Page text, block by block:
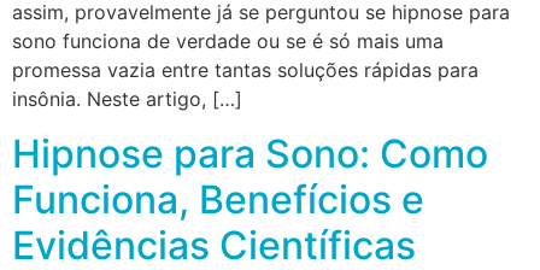
assim, provavelmente já se perguntou se hipnose para
sono funciona de verdade ou se é só mais uma
promessa vazia entre tantas soluções rápidas para
insônia. Neste artigo, […]
Hipnose para Sono: Como
Funciona, Benefícios e
Evidências Científicas